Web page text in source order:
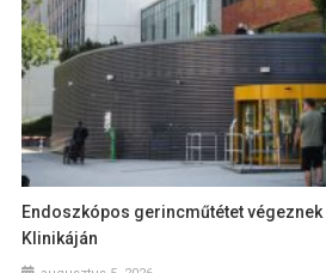
Endoszkópos gerincműtétet végeznek
Klinikáján